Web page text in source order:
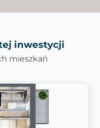
inwestycji
mieszkań